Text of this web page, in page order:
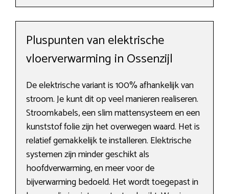
Pluspunten van elektrische
vloerverwarming in Ossenzijl
De elektrische variant is 100% afhankelijk van
stroom. Je kunt dit op veel manieren realiseren.
Stroomkabels, een slim mattensysteem en een
kunststof folie zijn het overwegen waard. Het is
relatief gemakkelijk te installeren. Elektrische
systemen zijn minder geschikt als
hoofdverwarming, en meer voor de
bijverwarming bedoeld. Het wordt toegepast in